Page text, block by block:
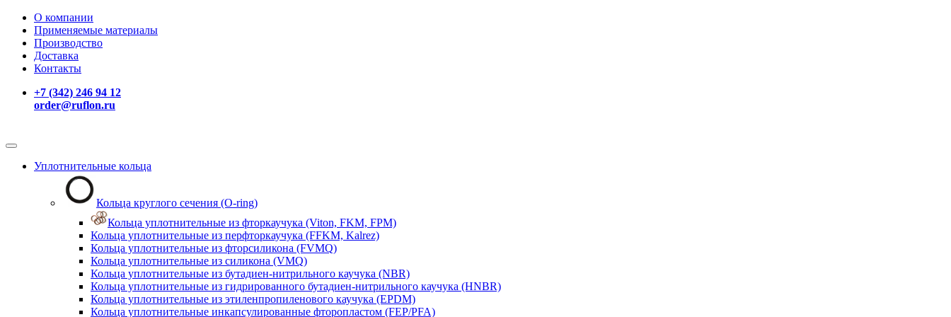
О компании
Применяемые материалы
Производство
Доставка
Контакты
+7 (342) 246 94 12
order@ruflon.ru
Уплотнительные кольца
Кольца круглого сечения (O-ring)
Кольца уплотнительные из фторкаучука (Viton, FKM, FPM)
Кольца уплотнительные из перфторкаучука (FFKM, Kalrez)
Кольца уплотнительные из фторсиликона (FVMQ)
Кольца уплотнительные из силикона (VMQ)
Кольца уплотнительные из бутадиен-нитрильного каучука (NBR)
Кольца уплотнительные из гидрированного бутадиен-нитрильного каучука (HNBR)
Кольца уплотнительные из этиленпропиленового каучука (EPDM)
Кольца уплотнительные инкапсулированные фторопластом (FEP/PFA)